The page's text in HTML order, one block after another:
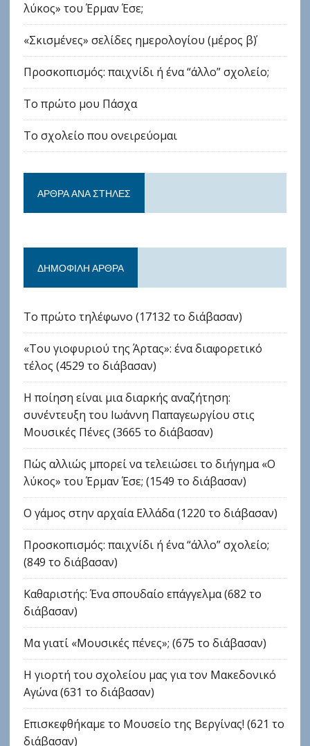
λύκος» του Έρμαν Έσε;
«Σκισμένες» σελίδες ημερολογίου (μέρος β΄)
Προσκοπισμός: παιχνίδι ή ένα “άλλο” σχολείο;
Το πρώτο μου Πάσχα
Το σχολείο που ονειρεύομαι
ΆΡΘΡΑ ΑΝΆ ΣΤΉΛΕΣ
ΔΗΜΟΦΙΛΉ ΆΡΘΡΑ
Το πρώτο τηλέφωνο (17132 το διάβασαν)
«Του γιοφυριού της Άρτας»: ένα διαφορετικό
τέλος (4529 το διάβασαν)
Η ποίηση είναι μια διαρκής αναζήτηση:
συνέντευξη του Ιωάννη Παπαγεωργίου στις
Μουσικές Πένες (3665 το διάβασαν)
Πώς αλλιώς μπορεί να τελειώσει το διήγημα «Ο
λύκος» του Έρμαν Έσε; (1549 το διάβασαν)
Ο γάμος στην αρχαία Ελλάδα (1220 το διάβασαν)
Προσκοπισμός: παιχνίδι ή ένα “άλλο” σχολείο;
(849 το διάβασαν)
Καθαριστής: Ένα σπουδαίο επάγγελμα (682 το
διάβασαν)
Μα γιατί «Μουσικές πένες»; (675 το διάβασαν)
Η γιορτή του σχολείου μας για τον Μακεδονικό
Αγώνα (631 το διάβασαν)
Επισκεφθήκαμε το Μουσείο της Βεργίνας! (621 το
διάβασαν)